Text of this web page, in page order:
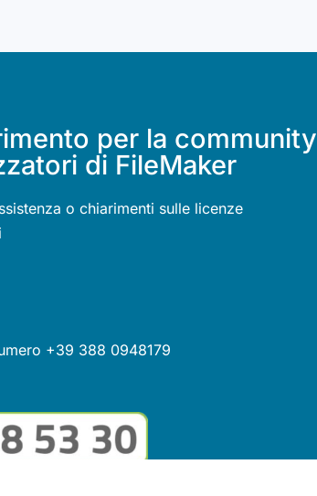
per la community
di FileMaker
o chiarimenti sulle licenze
+39 388 0948179